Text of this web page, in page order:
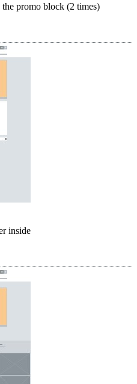
promo block (2 times)
inside